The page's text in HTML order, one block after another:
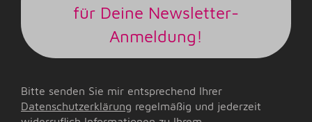
für Deine Newsletter-
Anmeldung!
Bitte senden Sie mir entsprechend Ihrer
Datenschutzerklärung regelmäßig und jederzeit